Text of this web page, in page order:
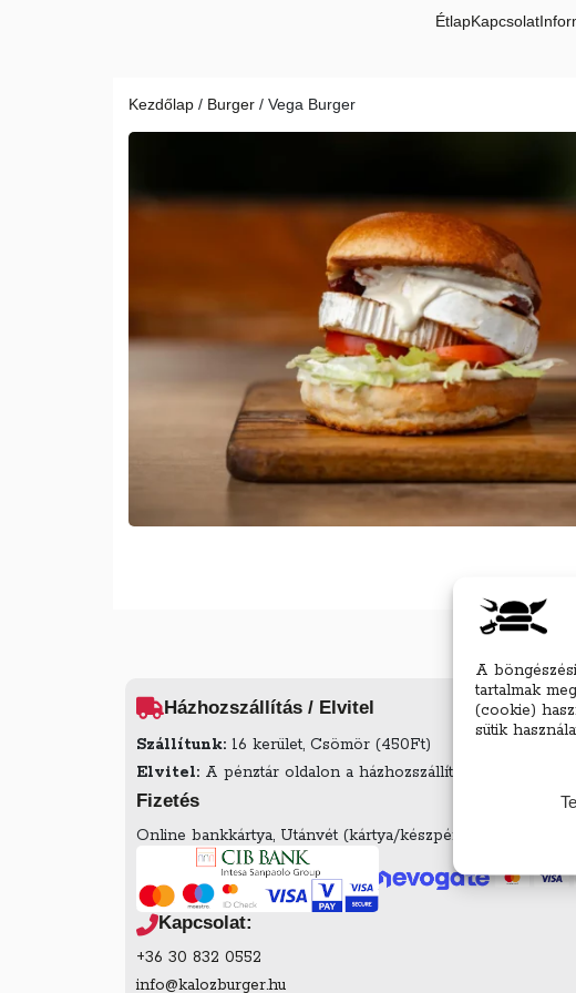
A
tartalmak
(cookie)
sütik
ÉtlapKapcsolat
Kezdőlap / Burger / Vega Burger
Házhozszállítás / Elvitel
Szállítunk: 16 kerület, Csömör (450Ft)
Elvitel: A pénztár oldalon a házhozszállítás mellett
Fizetés
Online bankkártya, Utánvét (kártya/készpénz az étel
Kapcsolat:
+36 30 832 0552
info@kalozburger.hu